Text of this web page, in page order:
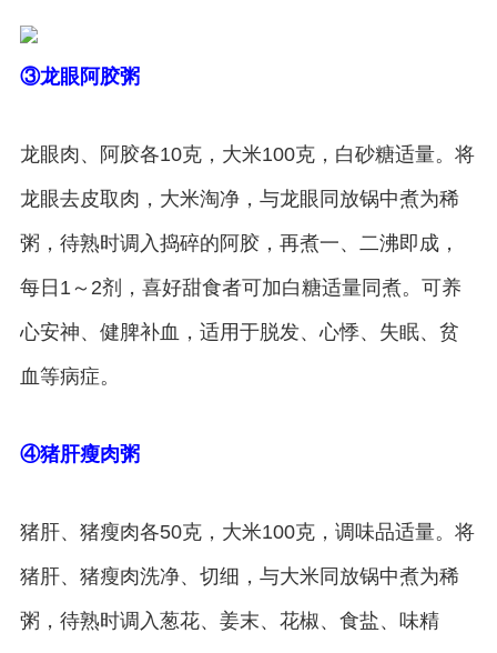
③龙眼阿胶粥
龙眼肉、阿胶各10克，大米100克，白砂糖适量。将
龙眼去皮取肉，大米淘净，与龙眼同放锅中煮为稀
粥，待熟时调入捣碎的阿胶，再煮一、二沸即成，
每日1～2剂，喜好甜食者可加白糖适量同煮。可养
心安神、健脾补血，适用于脱发、心悸、失眠、贫
血等病症。
④猪肝瘦肉粥
猪肝、猪瘦肉各50克，大米100克，调味品适量。将
猪肝、猪瘦肉洗净、切细，与大米同放锅中煮为稀
粥，待熟时调入葱花、姜末、花椒、食盐、味精